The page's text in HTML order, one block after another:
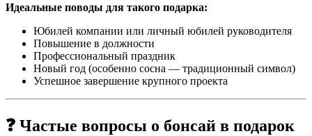
Идеальные поводы для такого подарка:
Юбилей компании или личный юбилей руководителя
Повышение в должности
Профессиональный праздник
Новый год (особенно сосна — традиционный символ)
Успешное завершение крупного проекта
❓ Частые вопросы о бонсай в подарок